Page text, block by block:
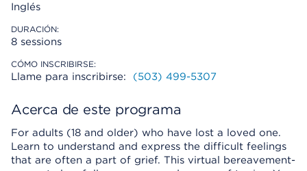
Inglés
DURACIÓN:
8 sessions
CÓMO INSCRIBIRSE:
Llame para inscribirse: (503) 499-5307
Acerca de este programa
For adults (18 and older) who have lost a loved one.
Learn to understand and express the difficult feelings
that are often a part of grief. This virtual bereavement-